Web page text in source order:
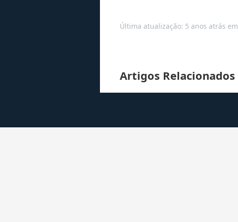
Última atualização: 5 anos atrás em
Artigos Relacionados